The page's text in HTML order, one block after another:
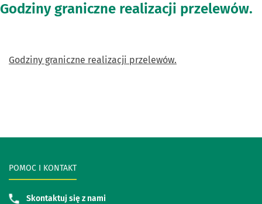
Godziny graniczne realizacji przelewów.
Godziny graniczne realizacji przelewów.
POMOC I KONTAKT
Skontaktuj się z nami